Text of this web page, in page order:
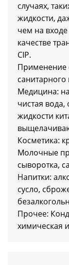
случаях,
жидкости,
чем на
качестве
CIP.
Применение
санитарного
Медицина:
чистая
жидкости
Косметика:
Молочные
сыворотка,
Напитки:
сусло,
Прочее:
химическая